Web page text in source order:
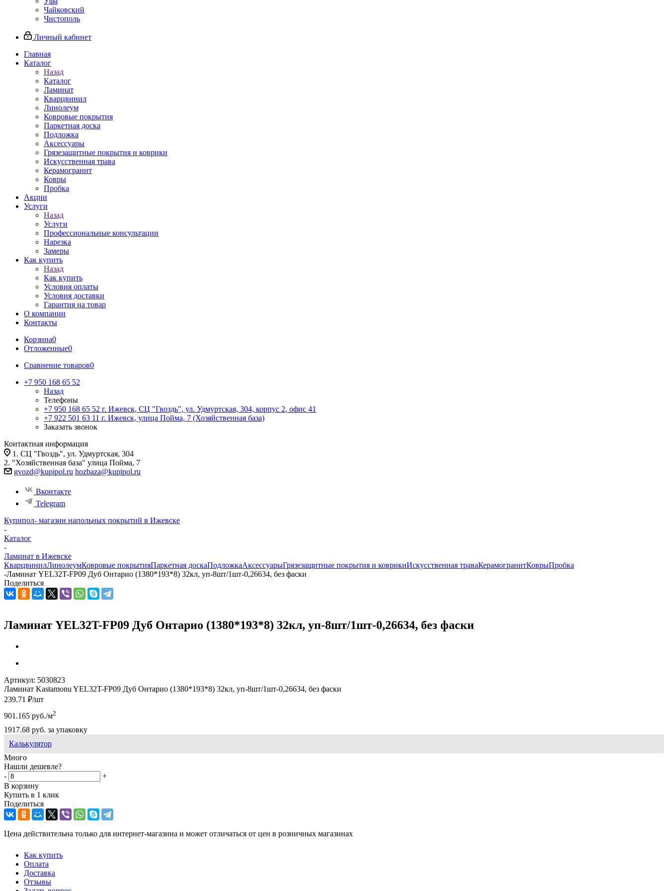
Чайковский
Чистополь
Личный кабинет
Главная
Каталог
Назад
Каталог
Ламинат
Кварцвинил
Линолеум
Ковровые покрытия
Паркетная доска
Подложка
Аксессуары
Грязезащитные покрытия и коврики
Искусственная трава
Керамогранит
Ковры
Пробка
Акции
Услуги
Назад
Услуги
Профессиональные консультации
Нарезка
Замеры
Как купить
Назад
Как купить
Условия оплаты
Условия доставки
Гарантия на товар
О компании
Контакты
Корзина0
Отложенные0
Сравнение товаров0
+7 950 168 65 52
Назад
Телефоны
+7 950 168 65 52 г. Ижевск, СЦ "Гвоздь", ул. Удмуртская, 304, корпус 2, офис 41
+7 922 501 63 11 г. Ижевск, улица Пойма, 7 (Хозяйственная база)
Заказать звонок
Контактная информация
1. СЦ "Гвоздь", ул. Удмуртская, 304
2. "Хозяйственная база" улица Пойма, 7
gvozd@kupipol.ru hozbaza@kupipol.ru
Вконтакте
Telegram
Купипол- магазин напольных покрытий в Ижевске
-
Каталог
-
Ламинат в Ижевске
КварцвинилЛинолеумКовровые покрытияПаркетная доскаПодложкаАксессуарыГрязезащитные покрытия и коврикиИскусственная траваКерамогранитКоврыПробка
-Ламинат YEL32T-FP09 Дуб Онтарио (1380*193*8) 32кл, уп-8шт/1шт-0,26634, без фаски
Поделиться
Ламинат YEL32T-FP09 Дуб Онтарио (1380*193*8) 32кл, уп-8шт/1шт-0,26634, без фаски
Артикул: 5030823
Ламинат Kastamonu YEL32T-FP09 Дуб Онтарио (1380*193*8) 32кл, уп-8шт/1шт-0,26634, без фаски
239.71 ₽/шт
901.165 руб./м2
1917.68 руб. за упаковку
Калькулятор
Много
Нашли дешевле?
-
+
В корзину
Купить в 1 клик
Поделиться
Цена действительна только для интернет-магазина и может отличаться от цен в розничных магазинах
Как купить
Оплата
Доставка
Отзывы